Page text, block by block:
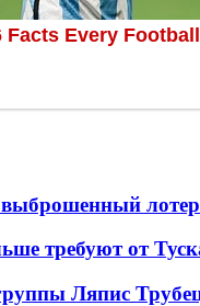
выброшенный
требуют от
Ляпис